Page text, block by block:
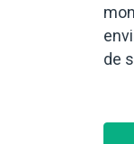
de